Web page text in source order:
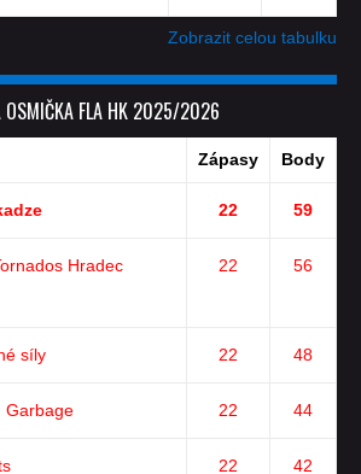
Zobrazit celou tabulku
OSMIČKA FLA HK 2025/2026
Zápasy Body
22 59
Hradec
22 56
síly 22 48
Garbage 22 44
22 42